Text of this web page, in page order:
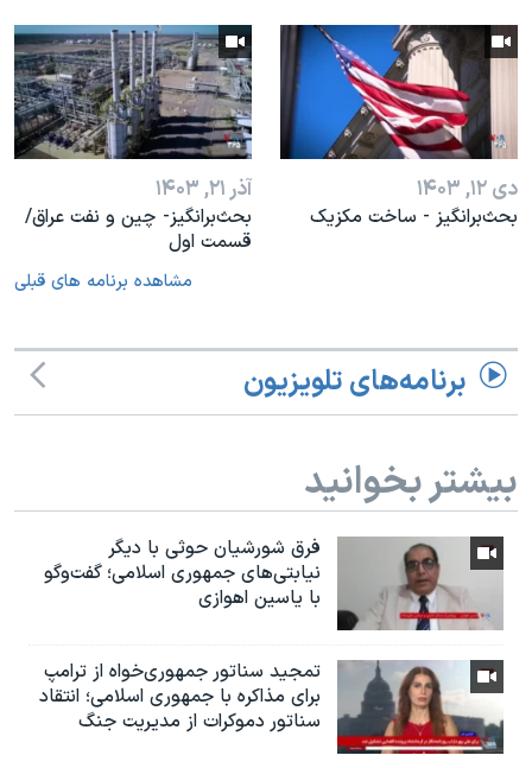
دی ۱۲, ۱۴۰۳
بحث‌برانگيز - ساخت مکزیک
آذر ۲۱, ۱۴۰۳
بحث‌برانگیز- چین و نفت عراق/
قسمت اول
مشاهده برنامه های قبلی
برنامه‌های تلویزیون
بیشتر بخوانید
فرق شورشیان حوثی با دیگر
نیابتی‌های جمهوری اسلامی؛ گفت‌وگو
با یاسین اهوازی
تمجید سناتور جمهوری‌خواه از ترامپ
برای مذاکره با جمهوری اسلامی؛ انتقاد
سناتور دموکرات از مدیریت جنگ